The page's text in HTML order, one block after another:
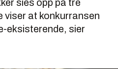
sies opp på tre
viser at konkurransen
eksisterende, sier